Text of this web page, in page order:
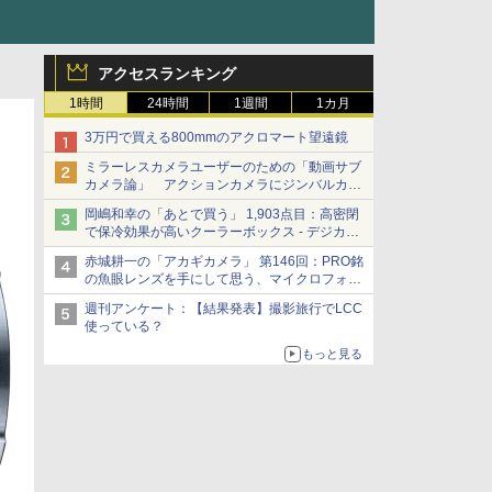
アクセスランキング
1時間 24時間 1週間 1カ月
3万円で買える800mmのアクロマート望遠鏡
ミラーレスカメラユーザーのための「動画サブ
カメラ論」 アクションカメラにジンバルカメ
ラ……その実質的な違いは？
岡嶋和幸の「あとで買う」 1,903点目：高密閉
で保冷効果が高いクーラーボックス - デジカメ
Watch
赤城耕一の「アカギカメラ」 第146回：PRO銘
の魚眼レンズを手にして思う、マイクロフォー
サーズへの期待と可能性
週刊アンケート：【結果発表】撮影旅行でLCC
使っている？
もっと見る